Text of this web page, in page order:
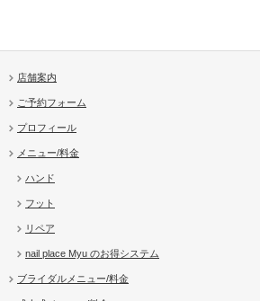
店舗案内
ご予約フォーム
プロフィール
メニュー/料金
ハンド
フット
リペア
nail place Myu のお得システム
ブライダルメニュー/料金